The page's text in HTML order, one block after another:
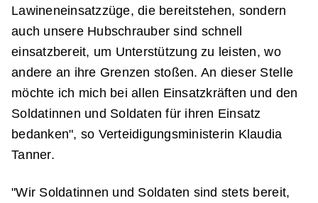
Lawineneinsatzzüge, die bereitstehen, sondern
auch unsere Hubschrauber sind schnell
einsatzbereit, um Unterstützung zu leisten, wo
andere an ihre Grenzen stoßen. An dieser Stelle
möchte ich mich bei allen Einsatzkräften und den
Soldatinnen und Soldaten für ihren Einsatz
bedanken", so Verteidigungsministerin Klaudia
Tanner.
"Wir Soldatinnen und Soldaten sind stets bereit,